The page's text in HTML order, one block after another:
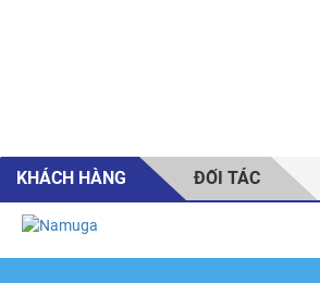
KHÁCH HÀNG ĐỐI TÁC